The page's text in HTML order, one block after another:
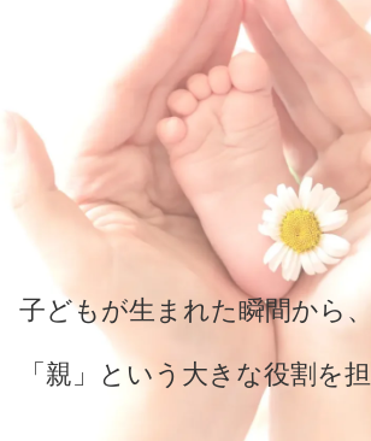
子どもが生まれた瞬間から
「親」という大きな役割を